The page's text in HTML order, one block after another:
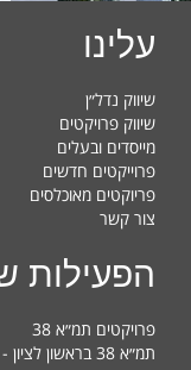
עלינו
שיווק נדל״ן
שיווק פרויקטים
מייסדים ובעלים
פרוייקטים חדשים
פריוקטים מאוכלסים
צור קשר
הפעילות
פרויקטים תמ״א 38
תמ״א 38 בראשון לציון - בית יוסף 8